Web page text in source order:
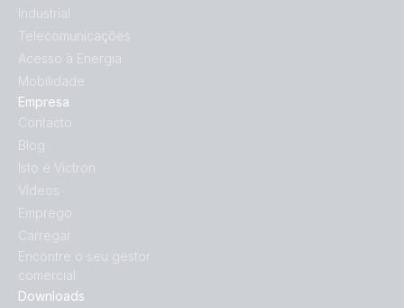
Downloads
Industrial
Telecomunicações
Acesso à Energia
Mobilidade
Empresa
Contacto
Blog
Isto é Victron
Vídeos
Emprego
Carregar
Encontre o seu gestor
comercial